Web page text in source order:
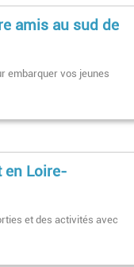
amis au sud de
embarquer vos jeunes
en Loire-
et des activités avec